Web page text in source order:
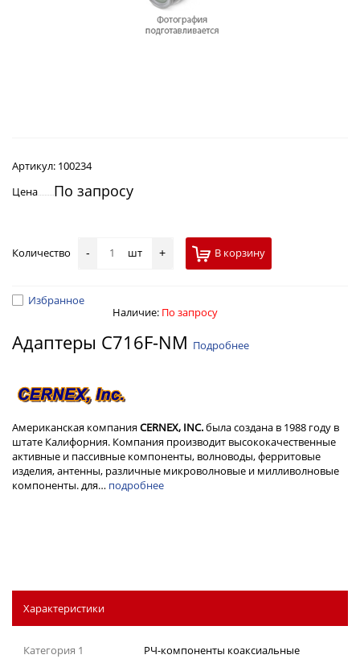
Артикул: 100234
Цена
По запросу
Количество - шт + В корзину
Избранное
Наличие: По запросу
Адаптеры C716F-NM Подробнее
Американская компанияCERNEX, INC.была создана в 1988 году в
штате Калифорния. Компания производит высококачественные
активные и пассивные компоненты, волноводы, ферритовые
изделия, антенны, различные микроволновые и милливолновые
компоненты. для… подробнее
Характеристики
Категория 1
РЧ-компоненты коаксиальные